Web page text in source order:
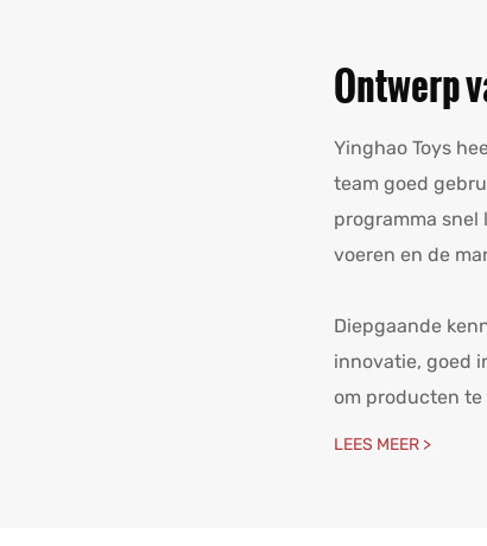
Ontwerp
Yinghao Toys
team goed
programma snel
voeren en de
Diepgaande
innovatie, goed
om producten
LEES MEER >